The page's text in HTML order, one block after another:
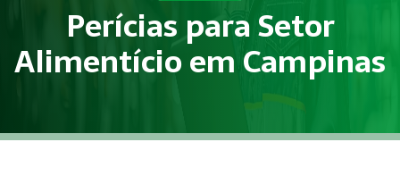
Perícias para Setor
Alimentício em Campinas